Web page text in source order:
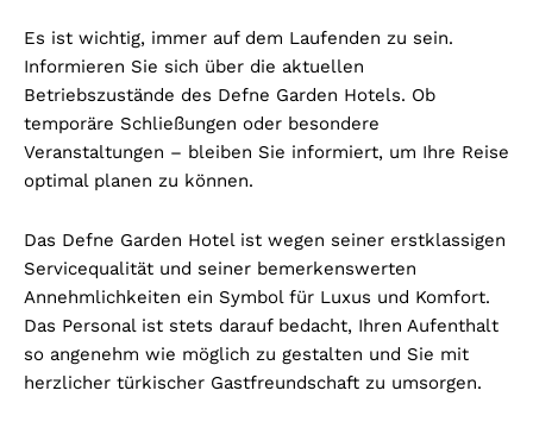
Es ist wichtig, immer auf dem Laufenden zu sein.
Informieren Sie sich über die aktuellen
Betriebszustände des Defne Garden Hotels. Ob
temporäre Schließungen oder besondere
Veranstaltungen – bleiben Sie informiert, um Ihre Reise
optimal planen zu können.
Das Defne Garden Hotel ist wegen seiner erstklassigen
Servicequalität und seiner bemerkenswerten
Annehmlichkeiten ein Symbol für Luxus und Komfort.
Das Personal ist stets darauf bedacht, Ihren Aufenthalt
so angenehm wie möglich zu gestalten und Sie mit
herzlicher türkischer Gastfreundschaft zu umsorgen.